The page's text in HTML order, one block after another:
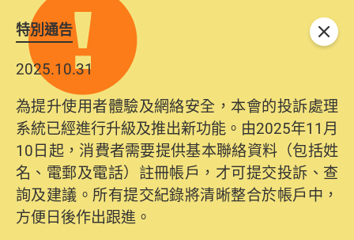
特別通告
2025.10.31
為提升使用者體驗及網絡安全，本會的投訴處理
系統已經進行升級及推出新功能。由2025年11月
10日起，消費者需要提供基本聯絡資料（包括姓
名、電郵及電話）註冊帳戶，才可提交投訴、查
詢及建議。所有提交紀錄將清晰整合於帳戶中，
方便日後作出跟進。
關閉